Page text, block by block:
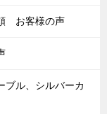
お客様の声
ブル、シルバーカ